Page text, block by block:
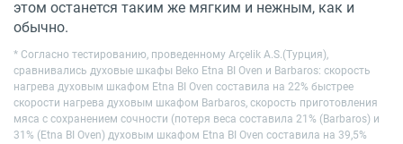
этом останется таким же мягким и нежным, как и
обычно.
* Согласно тестированию, проведенному Arçelik A.S.(Турция),
сравнивались духовые шкафы Beko Etna BI Oven и Barbaros: скорость
нагрева духовым шкафом Etna BI Oven составила на 22% быстрее
скорости нагрева духовым шкафом Barbaros, скорость приготовления
мяса с сохранением сочности (потеря веса составила 21% (Barbaros) и
31% (Etna BI Oven) духовым шкафом Etna BI Oven составила на 39,5%